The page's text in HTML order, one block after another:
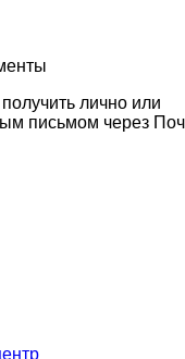
лично или
письмом через